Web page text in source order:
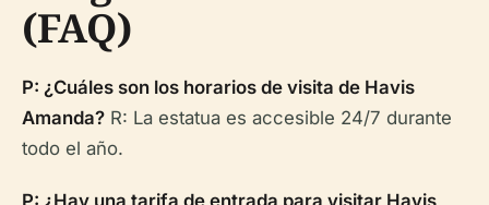
(FAQ)
P: ¿Cuáles son los horarios de visita de Havis
Amanda? R: La estatua es accesible 24/7 durante
todo el año.
P: ¿Hay una tarifa de entrada para visitar Havis